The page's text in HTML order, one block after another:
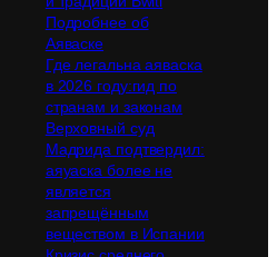
Подробнее об
Аяваске
Где легальна аяваска
в 2026 году:гид по
странам и законам
Верховный суд
Мадрида подтвердил:
аяуаска более не
является
запрещённым
веществом в Испании